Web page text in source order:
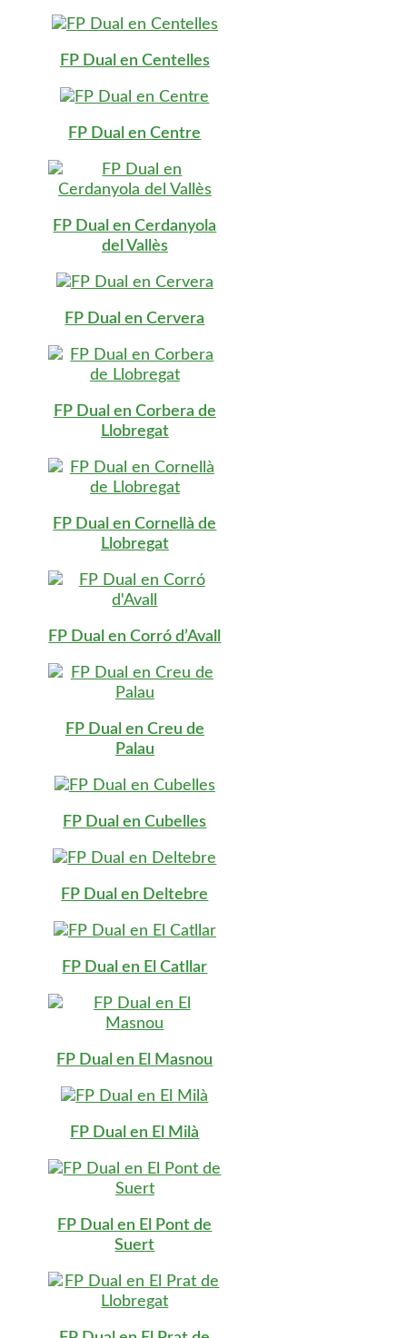
FP Dual en Centelles
FP Dual en Centre
FP Dual en Cerdanyola
del Vallès
FP Dual en Cervera
FP Dual en Corbera de
Llobregat
FP Dual en Cornellà de
Llobregat
FP Dual en Corró d’Avall
FP Dual en Creu de
Palau
FP Dual en Cubelles
FP Dual en Deltebre
FP Dual en El Catllar
FP Dual en El Masnou
FP Dual en El Milà
FP Dual en El Pont de
Suert